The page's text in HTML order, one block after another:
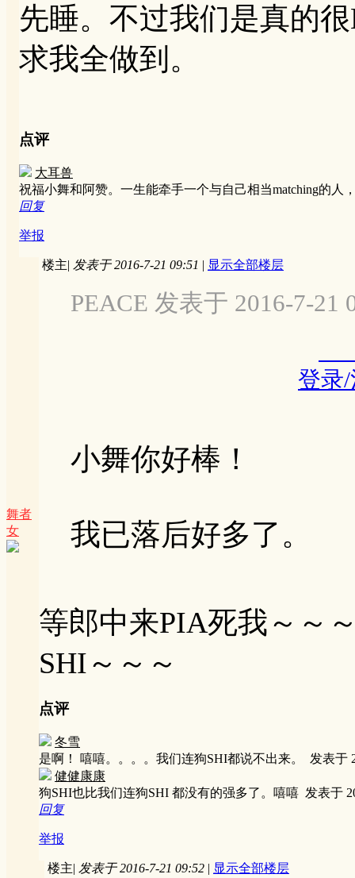
先睡。不过我们是真的
求我全做到。
点评
大耳兽
祝福小舞和阿赞。一生能牵手一个与自己相当matching的人
回复
举报
舞者
女
楼主| 发表于 2016-7-21 09:51 | 显示全部楼层
PEACE 发表于 2016-7-21
登录
小舞你好棒！
我已落后好多了。
等郎中来PIA死我～～
SHI～～～
点评
冬雪
是啊！ 嘻嘻。。。。我们连狗SHI都说不出来。 发表于
健健康康
狗SHI也比我们连狗SHI 都没有的强多了。嘻嘻 发表于
回复
举报
楼主| 发表于 2016-7-21 09:52 | 显示全部楼层